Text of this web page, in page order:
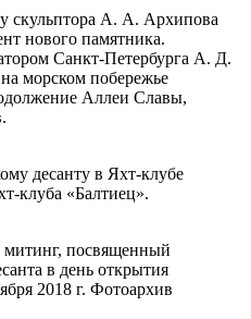
скульптора А. А. Архипова
нового памятника.
Санкт-Петербурга А. Д.
морском побережье
Аллеи Славы,
десанту в Яхт-клубе
клуба «Балтиец».
митинг, посвященный
в день открытия
2018 г. Фотоархив